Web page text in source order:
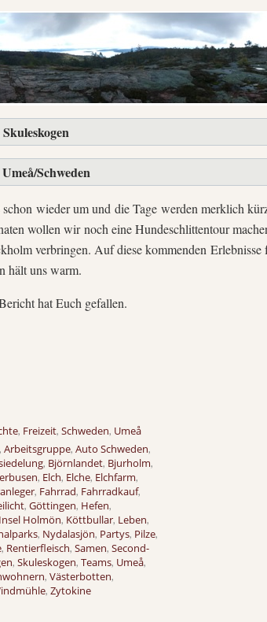
Schweden
wieder um und die Tage werden merklich
wollen wir noch eine Hundeschlittentour
verbringen. Auf diese kommenden Erlebnisse
hält uns warm.
hat Euch gefallen.
, Freizeit, Schweden, Umeå
, Arbeitsgruppe, Auto Schweden,
, Björnlandet, Bjurholm,
, Elch, Elche, Elchfarm,
, Fahrrad, Fahrradkauf,
, Göttingen, Hefen,
Insel Holmön, Köttbullar, Leben,
, Nydalasjön, Partys, Pilze,
, Rentierfleisch, Samen, Second-
, Skuleskogen, Teams, Umeå,
, Västerbotten,
, Zytokine